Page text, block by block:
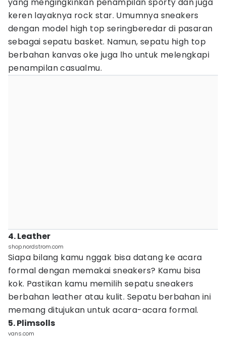
keren layaknya rock star. Umumnya sneakers
dengan model high top seringberedar di pasaran
sebagai sepatu basket. Namun, sepatu high top
berbahan kanvas oke juga lho untuk melengkapi
penampilan casualmu.
4. Leather
shop.nordstrom.com
Siapa bilang kamu nggak bisa datang ke acara
formal dengan memakai sneakers? Kamu bisa
kok. Pastikan kamu memilih sepatu sneakers
berbahan leather atau kulit. Sepatu berbahan ini
memang ditujukan untuk acara-acara formal.
5. Plimsolls
vans.com